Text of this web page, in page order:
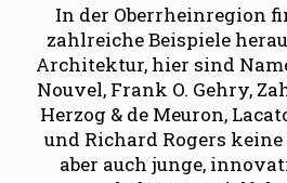
In der Oberrheinregion
zahlreiche Beispiele
Architektur, hier sind
Nouvel, Frank O. Gehry,
Herzog & de Meuron,
und Richard Rogers
aber auch junge,